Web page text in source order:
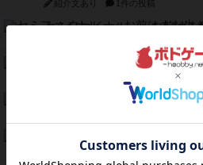
紹介文あり 1件の投稿
セミファイナル ～お前はま
ふたつの街の物語
クランク! ：冒険者たち（拡
紹介文なし 1件の投稿